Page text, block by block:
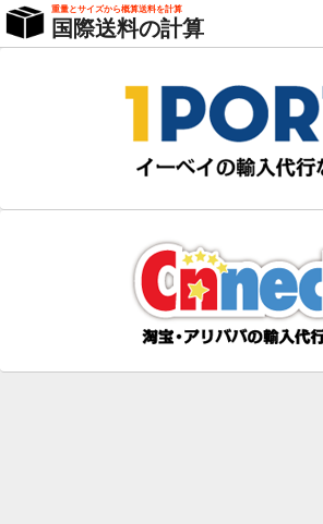
重量とサイズから概算送料を計算
国際送料の計算